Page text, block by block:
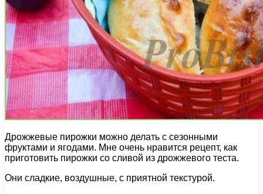
Дрожжевые пирожки можно делать с сезонными
фруктами и ягодами. Мне очень нравится рецепт, как
приготовить пирожки со сливой из дрожжевого теста.
Они сладкие, воздушные, с приятной текстурой.